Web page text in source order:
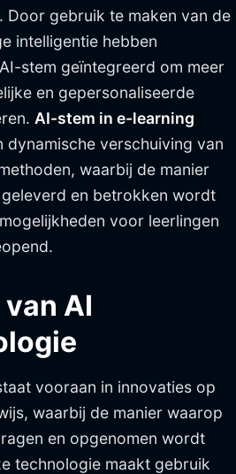
Door gebruik te maken van de
intelligentie hebben
stem geïntegreerd om meer
en gepersonaliseerde
AI-stem in e-learning
verschuiving van
waarbij de manier
en betrokken wordt
voor leerlingen
AI
vooraan in innovaties op
waarbij de manier waarop
en opgenomen wordt
technologie maakt gebruik